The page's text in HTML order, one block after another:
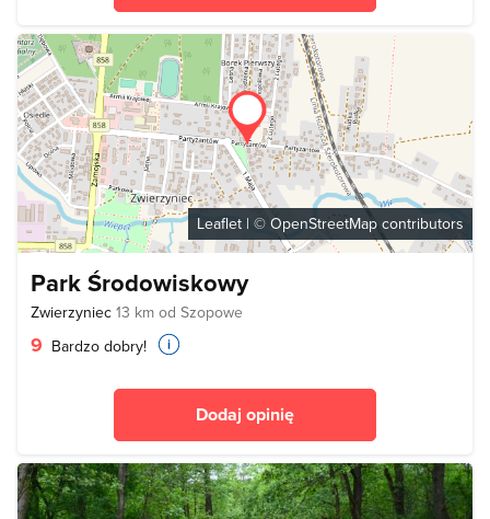
Leaflet | © OpenStreetMap contributors
Park Środowiskowy
Zwierzyniec 13 km od Szopowe
9 Bardzo dobry!
Dodaj opinię